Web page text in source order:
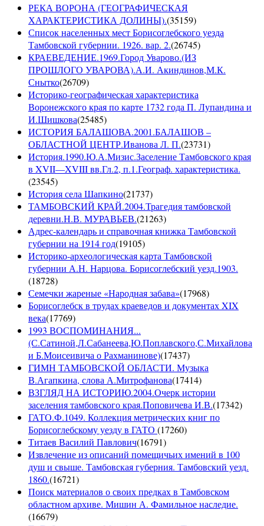
РЕКА ВОРОНА (ГЕОГРАФИЧЕСКАЯ
ХАРАКТЕРИСТИКА ДОЛИНЫ).(35159)
Список населенных мест Борисоглебского уезда
Тамбовской губернии. 1926. вар. 2.(26745)
КРАЕВЕДЕНИЕ.1969.Город Уварово.(ИЗ
ПРОШЛОГО УВАРОВА).А.И. Акиндинов,М.К.
Снытко(26709)
Историко-географическая характеристика
Воронежского края по карте 1732 года П. Лупандина и
И.Шишкова(25485)
ИСТОРИЯ БАЛАШОВА.2001.БАЛАШОВ –
ОБЛАСТНОЙ ЦЕНТР.Иванова Л. П.(23731)
История.1990.Ю.А.Мизис.Заселение Тамбовского края
в XVII—XVIII вв.Гл.2, п.1.Географ. характеристика.
(23545)
История села Шапкино(21737)
ТАМБОВСКИЙ КРАЙ.2004.Трагедия тамбовской
деревни.Н.В. МУРАВЬЕВ.(21263)
Адрес-календарь и справочная книжка Тамбовской
губернии на 1914 год(19105)
Историко-археологическая карта Тамбовской
губернии А.Н. Нарцова. Борисоглебский уезд.1903.
(18728)
Семечки жареные «Народная забава»(17968)
Борисоглебск в трудах краеведов и документах XIX
века(17769)
1993 ВОСПОМИНАНИЯ...
(С.Сатиной,Л.Сабанеева,Ю.Поплавского,С.Михайлова
и Б.Моисеивича о Рахманинове)(17437)
ГИМН ТАМБОВСКОЙ ОБЛАСТИ. Музыка
В.Агапкина, слова А.Митрофанова(17414)
ВЗГЛЯД НА ИСТОРИЮ.2004.Очерк истории
заселения тамбовского края.Поповичева И.В.(17342)
ГАТО.Ф.1049. Коллекция метрических книг по
Борисоглебскому уезду в ГАТО (17260)
Титаев Василий Павлович(16791)
Извлечение из описаний помещичьих имений в 100
душ и свыше. Тамбовская губерния. Тамбовский уезд.
1860.(16721)
Поиск материалов о своих предках в Тамбовском
областном архиве. Мишин А. Фамильное наследие.
(16679)